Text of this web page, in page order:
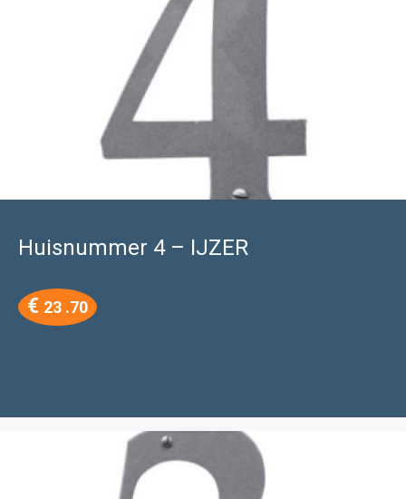
Huisnummer 4 – IJZER
€ 23 .70